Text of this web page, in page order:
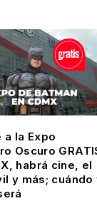
a la Expo
Oscuro
habrá cine, el
y más; cuándo